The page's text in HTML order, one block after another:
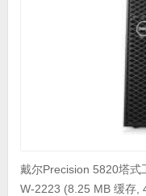
戴尔Precision 5820塔
W-2223 (8.25 MB 缓存,